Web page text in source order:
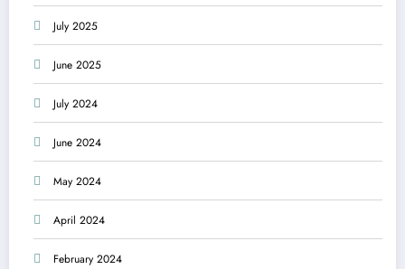
July 2025
June 2025
July 2024
June 2024
May 2024
April 2024
February 2024